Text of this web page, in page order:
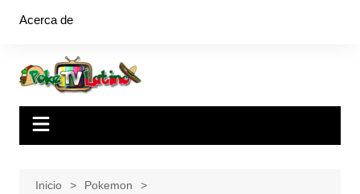
Acerca de
Inicio
Pokemon